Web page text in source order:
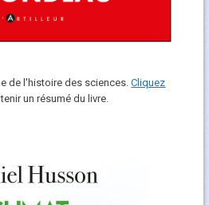
de l'histoire des sciences.Cliquez
un résumé du livre.